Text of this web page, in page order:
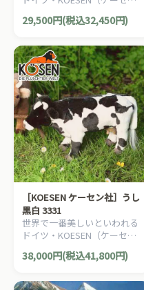
社）の動物のぬいぐるみ。愛
らしい表情のヤギのぬいぐる
29,500円(税込32,450円)
［KOESEN ケーセン社］うし
黒白 3331
世界で一番美しいといわれる
ドイツ・KOESEN（ケーセン
社）の動物のぬいぐるみ。愛
らしい表情の牛（うし/ウシ）
38,000円(税込41,800円)